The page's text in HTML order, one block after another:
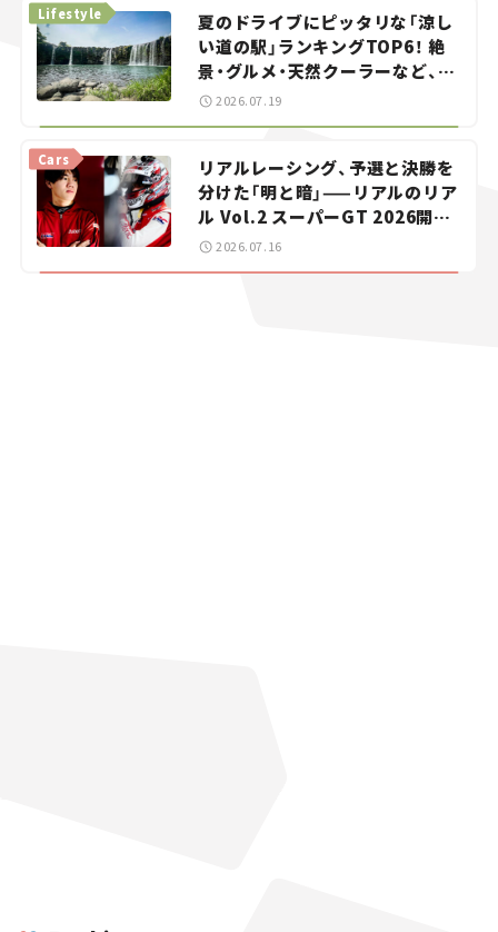
夏のドライブにピッタリな「涼し
い道の駅」ランキングTOP6！ 絶
景・グルメ・天然クーラーなど、避
暑におすすめのスポットを紹介
Lifestyle
2026.07.19
リアルレーシング、予選と決勝を
分けた「明と暗」——リアルのリア
ル Vol.2 スーパーGT 2026開幕
戦 岡山国際サーキット
Cars
2026.07.16